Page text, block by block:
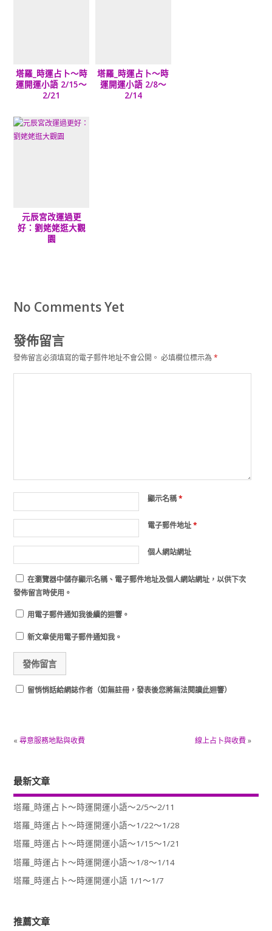
塔羅_時運占卜～時
運開運小語 2/15～
2/21
塔羅_時運占卜～時
運開運小語 2/8～
2/14
元辰宮改運過更
好：劉姥姥逛大觀
園
No Comments Yet
發佈留言
發佈留言必須填寫的電子郵件地址不會公開。 必填欄位標示為*
顯示名稱*
電子郵件地址*
個人網站網址
在瀏覽器中儲存顯示名稱、電子郵件地址及個人網站網址，以供下次
發佈留言時使用。
用電子郵件通知我後續的迴響。
新文章使用電子郵件通知我。
留悄悄話給網誌作者（如無註冊，發表後您將無法閱讀此迴響）
« 尋意服務地點與收費 線上占卜與收費»
最新文章
塔羅_時運占卜～時運開運小語～2/5～2/11
塔羅_時運占卜～時運開運小語～1/22～1/28
塔羅_時運占卜～時運開運小語～1/15～1/21
塔羅_時運占卜～時運開運小語～1/8～1/14
塔羅_時運占卜～時運開運小語 1/1～1/7
推薦文章